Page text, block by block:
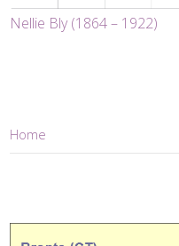
Nellie Bly (1864 – 1922)
Home